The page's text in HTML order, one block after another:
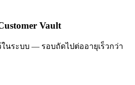
Vault
นระบบ — รอบถัดไปต่ออายุเร็วกว่า